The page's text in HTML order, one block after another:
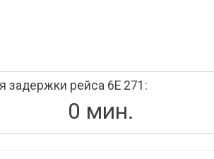
задержки рейса 6E 271:
0 мин.